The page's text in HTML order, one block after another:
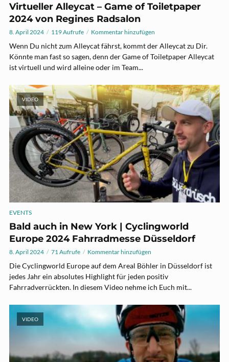
Virtueller Alleycat – Game of Toiletpaper
2024 von Regines Radsalon
8. April 2024 119 Aufrufe Kommentar hinzufügen
Wenn Du nicht zum Alleycat fährst, kommt der Alleycat zu Dir.
Könnte man fast so sagen, denn der Game of Toiletpaper Alleycat
ist virtuell und wird alleine oder im Team...
VIDEO
EVENTS
Bald auch in New York | Cyclingworld
Europe 2024 Fahrradmesse Düsseldorf
8. April 2024 71 Aufrufe Kommentar hinzufügen
Die Cyclingworld Europe auf dem Areal Böhler in Düsseldorf ist
jedes Jahr ein absolutes Highlight für jeden positiv
Fahrradverrückten. In diesem Video nehme ich Euch mit...
VIDEO